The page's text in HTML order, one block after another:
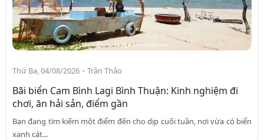
Thứ Ba, 04/08/2026 - Trần Thảo
Bãi biển Cam Bình Lagi Bình Thuận: Kinh nghiệm đi
chơi, ăn hải sản, điểm gần
Bạn đang tìm kiếm một điểm đến cho dịp cuối tuần, nơi vừa có biển
xanh cát...